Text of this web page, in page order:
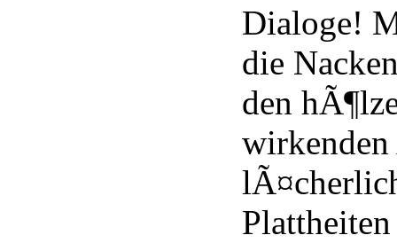
Dialoge!
die
den
wirkenden